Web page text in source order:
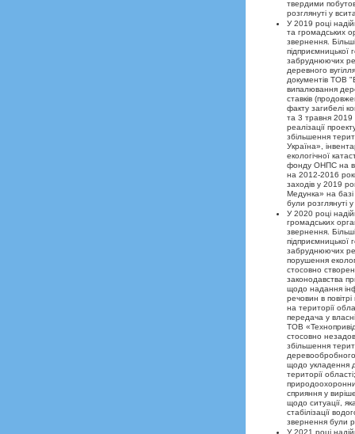
твердими
розглянуті у
У 2019 році
та громадських
звернення.
підприємницької
забруднюючих
деревного
документів ТОВ
випалювання
ставків
факту загибелі
та 3 травня 2019
реалізації
збільшення
Україна»,
екологічної
фонду ОНПС на
на 2012-2016
заходів у 2019
Медунка» на
були розглянуті
У 2020 році
громадських
звернення.
підприємницької
забруднюючих
порушення
стосовно
законодавства
щодо надання
речовин в
на території
передача у
ТОВ
стосовно
збільшення
щодо укладення
території
сприяння у
щодо ситуації,
стабілізації
звернення були
У 2021 році